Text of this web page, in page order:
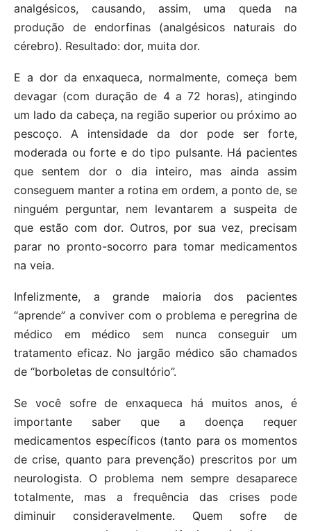
analgésicos, causando, assim, uma queda na
produção de endorfinas (analgésicos naturais do
cérebro). Resultado: dor, muita dor.
E a dor da enxaqueca, normalmente, começa bem
devagar (com duração de 4 a 72 horas), atingindo
um lado da cabeça, na região superior ou próximo ao
pescoço. A intensidade da dor pode ser forte,
moderada ou forte e do tipo pulsante. Há pacientes
que sentem dor o dia inteiro, mas ainda assim
conseguem manter a rotina em ordem, a ponto de, se
ninguém perguntar, nem levantarem a suspeita de
que estão com dor. Outros, por sua vez, precisam
parar no pronto-socorro para tomar medicamentos
na veia.
Infelizmente, a grande maioria dos pacientes
“aprende” a conviver com o problema e peregrina de
médico em médico sem nunca conseguir um
tratamento eficaz. No jargão médico são chamados
de “borboletas de consultório”.
Se você sofre de enxaqueca há muitos anos, é
importante saber que a doença requer
medicamentos específicos (tanto para os momentos
de crise, quanto para prevenção) prescritos por um
neurologista. O problema nem sempre desaparece
totalmente, mas a frequência das crises pode
diminuir consideravelmente. Quem sofre de